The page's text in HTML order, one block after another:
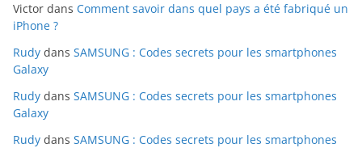
Victor dans Comment savoir dans quel pays a été fabriqué un
iPhone ?
Rudy dans SAMSUNG : Codes secrets pour les smartphones
Galaxy
Rudy dans SAMSUNG : Codes secrets pour les smartphones
Galaxy
Rudy dans SAMSUNG : Codes secrets pour les smartphones